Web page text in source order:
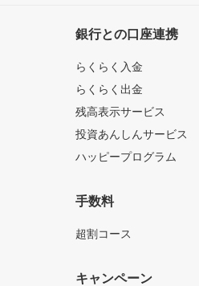
銀行との口座連携
らくらく入金
らくらく出金
残高表示サービス
投資あんしんサービス
ハッピープログラム
手数料
超割コース
キャンペーン